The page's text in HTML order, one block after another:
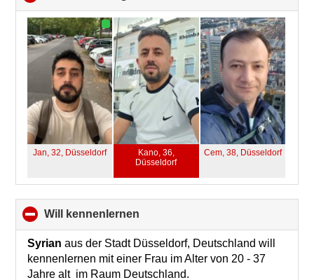
to
collapse
contents
Jan, 32, Düsseldorf
Kano, 36,
Düsseldorf
Cem, 38, Düsseldorf
will kennenlernen
to
collapse
contents
Syrian aus der Stadt Düsseldorf, Deutschland will
kennenlernen mit einer Frau im Alter von 20 - 37
Jahre alt im Raum Deutschland.